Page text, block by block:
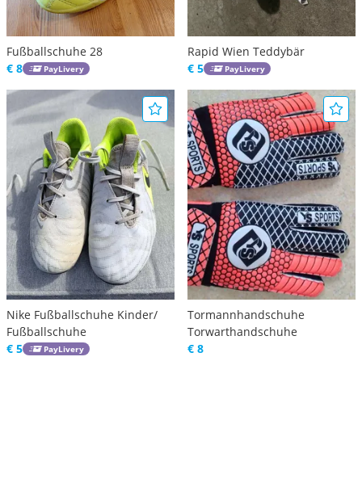
Fußballschuhe 28
€ 8
PayLivery
Rapid Wien Teddybär
€ 5
PayLivery
Nike Fußballschuhe Kinder/
Fußballschuhe
€ 5
PayLivery
Tormannhandschuhe
Torwarthandschuhe
€ 8